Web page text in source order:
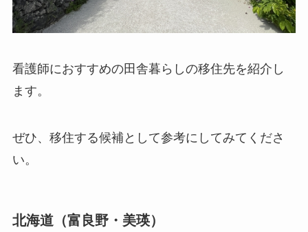
看護師におすすめの田舎暮らしの移住先を紹介し
ます。
ぜひ、移住する候補として参考にしてみてくださ
い。
北海道（富良野・美瑛）